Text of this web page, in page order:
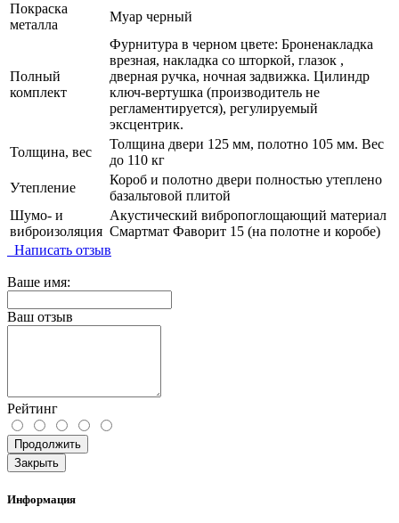
Покраска
металла
Муар черный
Полный
комплект
Фурнитура в черном цвете: Броненакладка
врезная, накладка со шторкой, глазок ,
дверная ручка, ночная задвижка. Цилиндр
ключ-вертушка (производитель не
регламентируется), регулируемый
эксцентрик.
Толщина, вес
Толщина двери 125 мм, полотно 105 мм. Вес
до 110 кг
Утепление
Короб и полотно двери полностью утеплено
базальтовой плитой
Шумо- и
виброизоляция
Акустический вибропоглощающий материал
Смартмат Фаворит 15 (на полотне и коробе)
Написать отзыв
Ваше имя:
Ваш отзыв
Рейтинг
Продолжить
Закрыть
Информация